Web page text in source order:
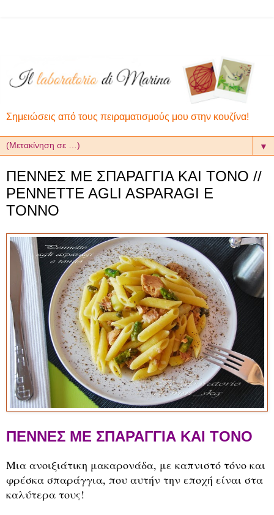
Σημειώσεις από τους πειραματισμούς μου στην κουζίνα!
▼
ΠΕΝΝΕΣ ΜΕ ΣΠΑΡΑΓΓΙΑ ΚΑΙ ΤΟΝΟ //
PENNETTE AGLI ASPARAGI E
TONNO
ΠΕΝΝΕΣ ΜΕ ΣΠΑΡΑΓΓΙΑ ΚΑΙ ΤΟΝΟ
Μια ανοιξιάτικη μακαρονάδα, με καπνιστό τόνο και
φρέσκα σπαράγγια, που αυτήν την εποχή είναι στα
καλύτερα τους!